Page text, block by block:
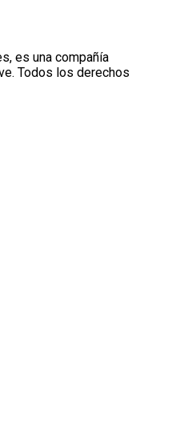
es una compañía
Todos los derechos